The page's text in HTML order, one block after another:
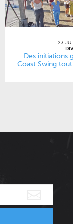
23
Des initiations
Coast Swing